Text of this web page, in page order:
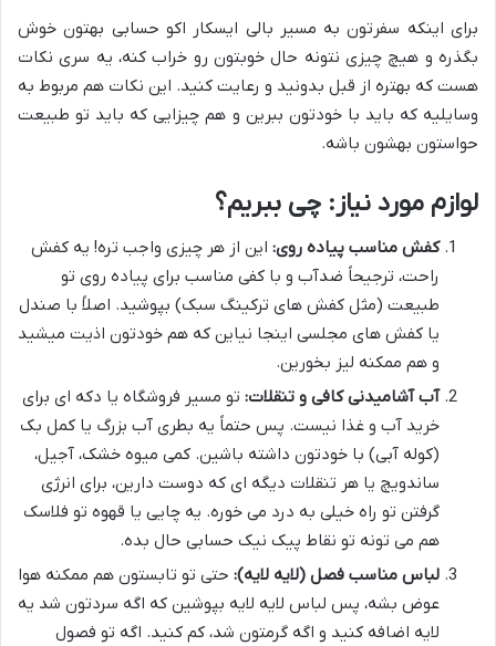
برای اینکه سفرتون به مسیر بالی ایسکار اکو حسابی بهتون خوش
بگذره و هیچ چیزی نتونه حال خوبتون رو خراب کنه، یه سری نکات
هست که بهتره از قبل بدونید و رعایت کنید. این نکات هم مربوط به
وسایلیه که باید با خودتون ببرین و هم چیزایی که باید تو طبیعت
حواستون بهشون باشه.
لوازم مورد نیاز: چی ببریم؟
کفش مناسب پیاده روی: این از هر چیزی واجب تره! یه کفش
راحت، ترجیحاً ضدآب و با کفی مناسب برای پیاده روی تو
طبیعت (مثل کفش های ترکینگ سبک) بپوشید. اصلاً با صندل
یا کفش های مجلسی اینجا نیاین که هم خودتون اذیت میشید
و هم ممکنه لیز بخورین.
آب آشامیدنی کافی و تنقلات: تو مسیر فروشگاه یا دکه ای برای
خرید آب و غذا نیست. پس حتماً یه بطری آب بزرگ یا کمل بک
(کوله آبی) با خودتون داشته باشین. کمی میوه خشک، آجیل،
ساندویچ یا هر تنقلات دیگه ای که دوست دارین، برای انرژی
گرفتن تو راه خیلی به درد می خوره. یه چایی یا قهوه تو فلاسک
هم می تونه تو نقاط پیک نیک حسابی حال بده.
لباس مناسب فصل (لایه لایه): حتی تو تابستون هم ممکنه هوا
عوض بشه، پس لباس لایه لایه بپوشین که اگه سردتون شد یه
لایه اضافه کنید و اگه گرمتون شد، کم کنید. اگه تو فصول